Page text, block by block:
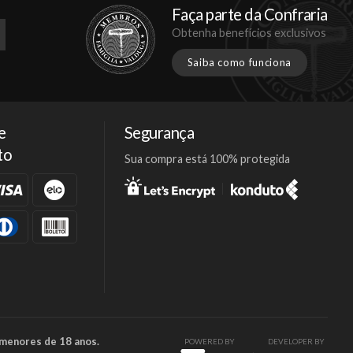
Faça parte da Confraria
Obtenha benefícios exclusivos
Saiba como funciona
Segurança
Sua compra está 100% protegida
de 18 anos. POWERED BY DEVELOPER BY